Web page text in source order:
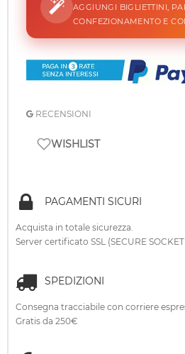
AGGIUNGI BIGLIETTINI,
CONFEZIONAMENTO E
RECENSIONI
WISHLIST
PAGAMENTI SICURI
Acquista in totale sicurezza.
Server certificato SSL (SECURE
SPEDIZIONI
Consegna tracciabile con corriere
Gratis da 250€